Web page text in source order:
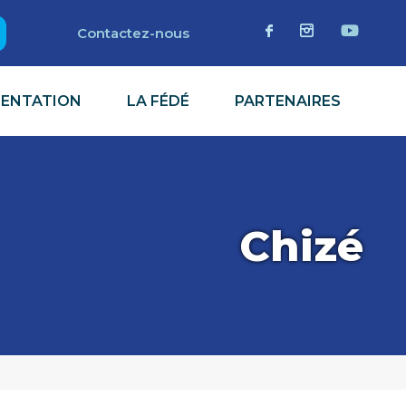
Contactez-nous
LA FÉDÉ PARTENAIRES
Chizé